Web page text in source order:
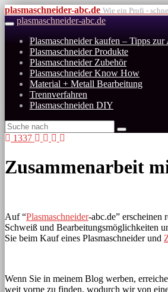
Skip
to
content
plasmaschneider-abc.de Wie ein Profi -
Toggle
navigation
plasmaschneider-abc.de
Plasmaschneider kaufen – Tipps zur
Plasmaschneider Produkte
Plasmaschneider Zubehör
Plasmaschneider Know How
Material + Metall Bearbeitung
Trennverfahren
Plasmaschneiden DIY
1337
Zusammenarbeit
Auf “Plasmaschneider-abc.de” erscheinen
Schweiß und Bearbeitungsmöglichkeiten
Sie beim Kauf eines Plasmaschneider und
Wenn Sie in meinem Blog werben,
weit vorne zu finden, wodurch wir von